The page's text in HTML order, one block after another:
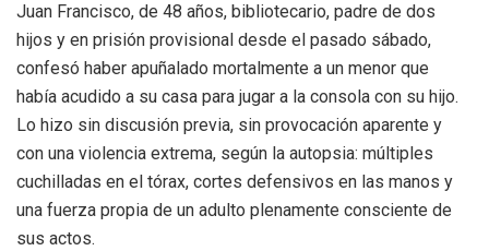
Juan Francisco, de 48 años, bibliotecario, padre de dos
hijos y en prisión provisional desde el pasado sábado,
confesó haber apuñalado mortalmente a un menor que
había acudido a su casa para jugar a la consola con su hijo.
Lo hizo sin discusión previa, sin provocación aparente y
con una violencia extrema, según la autopsia: múltiples
cuchilladas en el tórax, cortes defensivos en las manos y
una fuerza propia de un adulto plenamente consciente de
sus actos.